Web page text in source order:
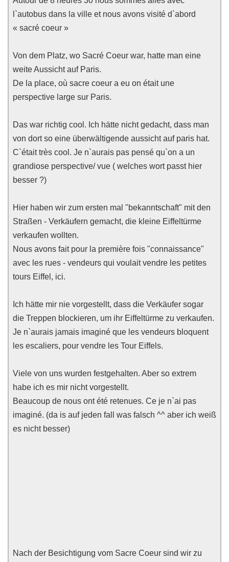
l`autobus dans la ville et nous avons visité d`abord
« sacré coeur »
Von dem Platz, wo Sacré Coeur war, hatte man eine
weite Aussicht auf Paris.
De la place, où sacre coeur a eu on était une
perspective large sur Paris.
Das war richtig cool. Ich hätte nicht gedacht, dass man
von dort so eine überwältigende aussicht auf paris hat.
C`était très cool. Je n`aurais pas pensé qu`on a un
grandiose perspective/ vue ( welches wort passt hier
besser ?)
Hier haben wir zum ersten mal "bekanntschaft" mit den
Straßen - Verkäufern gemacht, die kleine Eiffeltürme
verkaufen wollten.
Nous avons fait pour la première fois "connaissance"
avec les rues - vendeurs qui voulait vendre les petites
tours Eiffel, ici.
Ich hätte mir nie vorgestellt, dass die Verkäufer sogar
die Treppen blockieren, um ihr Eiffeltürme zu verkaufen.
Je n`aurais jamais imaginé que les vendeurs bloquent
les escaliers, pour vendre les Tour Eiffels.
Viele von uns wurden festgehalten. Aber so extrem
habe ich es mir nicht vorgestellt.
Beaucoup de nous ont été retenues. Ce je n`ai pas
imaginé. (da is auf jeden fall was falsch ^^ aber ich weiß
es nicht besser)
Nach der Besichtigung vom Sacre Coeur sind wir zu